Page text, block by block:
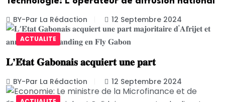
BY-Par La Rédaction 12 Septembre 2024
ACTUALITE
𝐋’𝐄́𝐭𝐚𝐭 𝐆𝐚𝐛𝐨𝐧𝐚𝐢𝐬 𝐚𝐜𝐪𝐮𝐢𝐞𝐫𝐭 𝐮𝐧𝐞 𝐩𝐚𝐫𝐭
BY-Par La Rédaction 12 Septembre 2024